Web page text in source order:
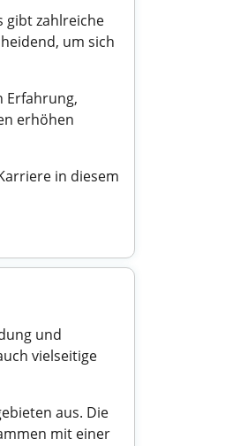
gibt zahlreiche
um sich
Erfahrung,
erhöhen
in diesem
und
vielseitige
aus. Die
mit einer